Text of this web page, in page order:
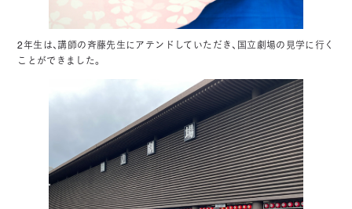
2年生は、講師の斉藤先生にアテンドしていただき、国立劇場の見学に行く
ことができました。